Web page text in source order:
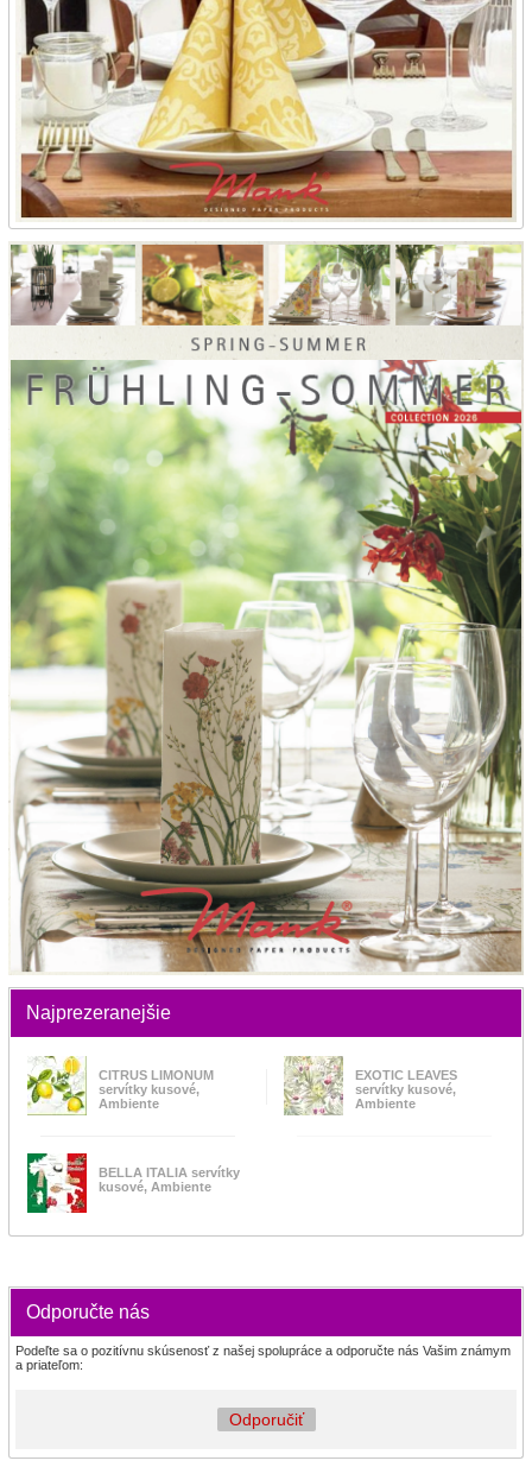
Najprezeranejšie
CITRUS LIMONUM
servítky kusové,
Ambiente
EXOTIC LEAVES
servítky kusové,
Ambiente
BELLA ITALIA servítky
kusové, Ambiente
Odporučte nás
Podeľte sa o pozitívnu skúsenosť z našej spolupráce a odporučte nás Vašim známym
a priateľom:
Odporučiť